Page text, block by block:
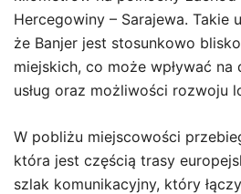
Hercegowiny – Sarajewa. Takie
że Banjer jest stosunkowo
miejskich, co może wpływać
usług oraz możliwości rozwoju
W pobliżu miejscowości
która jest częścią trasy
szlak komunikacyjny, który